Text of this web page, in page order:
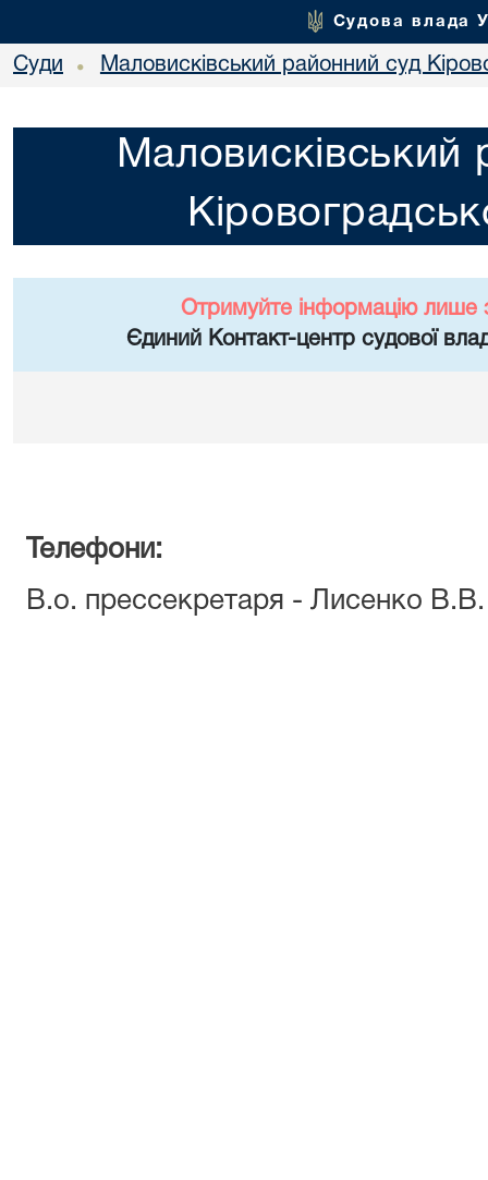
Судова влада
Суди • Маловисківський районний суд
Маловисківський
Отримуйте інформацію лише
Єдиний Контакт-центр судової
Телефони:
В.о. прессекретаря - Лисенко В.В.